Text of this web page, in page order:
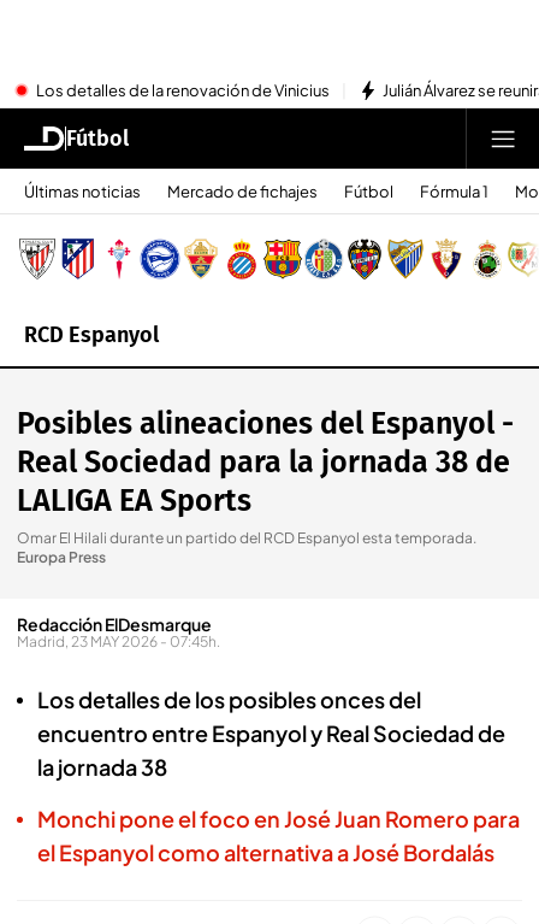
Los detalles de la renovación de Vinicius Julián Álvarez se
Fútbol
Últimas noticias Mercado de fichajes Fútbol Fórmula 1
RCD Espanyol
Posibles alineaciones del Espanyol -
Real Sociedad para la jornada 38 de
LALIGA EA Sports
Omar El Hilali durante un partido del RCD Espanyol esta temporada.
Europa Press
Redacción ElDesmarque
Madrid, 23 MAY 2026 - 07:45h.
Los detalles de los posibles onces del
encuentro entre Espanyol y Real Sociedad de
la jornada 38
Monchi pone el foco en José Juan Romero para
el Espanyol como alternativa a José Bordalás